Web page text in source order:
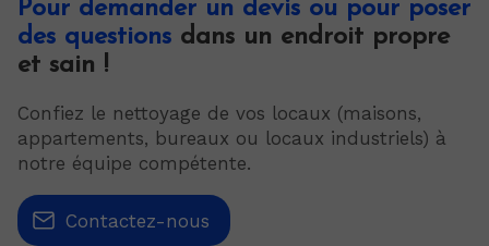
Pour demander un devis ou pour poser
des questions dans un endroit propre
et sain !
Confiez le nettoyage de vos locaux (maisons,
appartements, bureaux ou locaux industriels) à
notre équipe compétente.
Contactez-nous